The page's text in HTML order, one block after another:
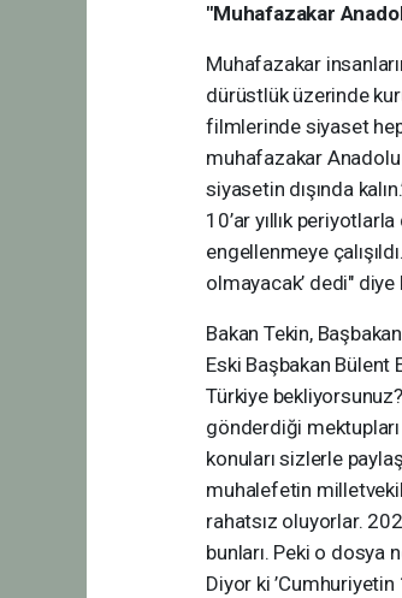
"Muhafazakar
Muhafazakar
dürüstlük üzerinde
filmlerinde siyaset
muhafazakar Anadolu
siyasetin dışında
10’ar yıllık
engellenmeye
olmayacak’ dedi"
Bakan Tekin,
Eski Başbakan Bülent
Türkiye
gönderdiği
konuları sizlerle
muhalefetin
rahatsız oluyorlar.
bunları. Peki o dosya
Diyor ki ’Cumhuriyetin